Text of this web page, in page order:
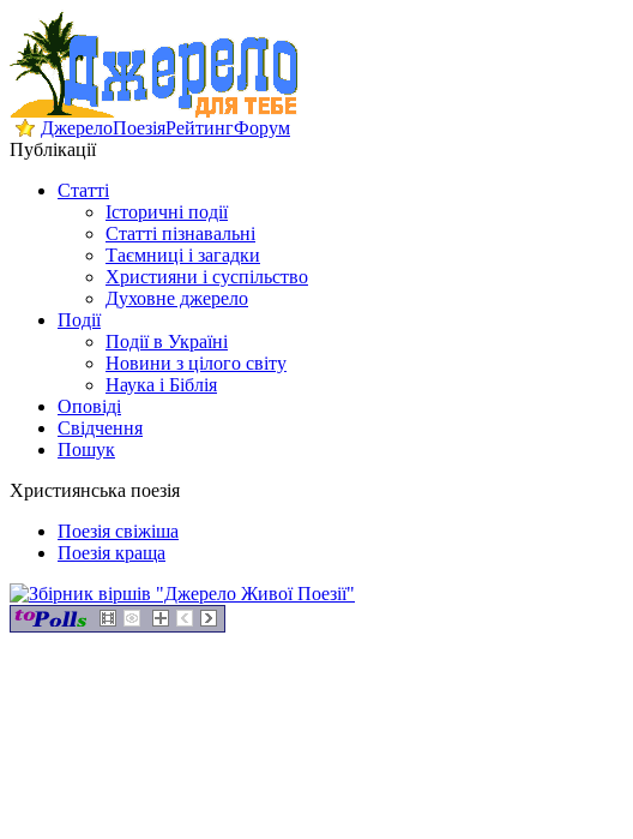
ДжерелоПоезіяРейтингФорум
Публікації
Статті
Історичні події
Статті пізнавальні
Таємниці і загадки
Християни і суспільство
Духовне джерело
Події
Події в Україні
Новини з цілого світу
Наука і Біблія
Оповіді
Свідчення
Пошук
Християнська поезія
Поезія свіжіша
Поезія краща